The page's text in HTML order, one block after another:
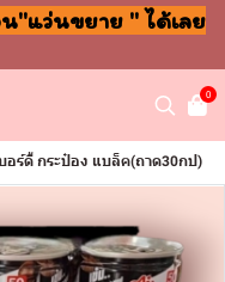
"แว่นขยาย " ได้เลย
0
อร์ดี้ กระป๋อง แบล็ค(ถาด30กป)